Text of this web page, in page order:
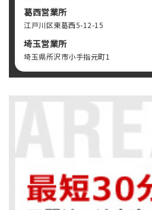
葛西営業所
江戸川区東葛西5-12-15
埼玉営業所
埼玉県所沢市小手指元町1